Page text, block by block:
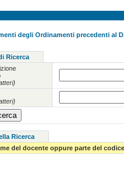
degli Ordinamenti precedenti al
Ricerca
Ricerca
del docente oppure parte del